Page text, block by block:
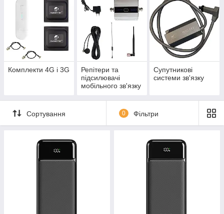
Комплекти 4G і 3G
Репітери та
підсилювачі
мобільного зв'язку
Супутникові
системи зв'язку
Сортування 0 Фільтри